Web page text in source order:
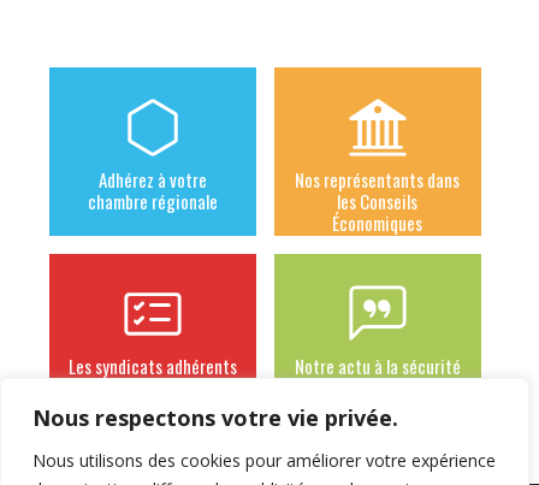
Nous respectons votre vie privée.
Nous utilisons des cookies pour améliorer votre expérience
Adhérez à votre
chambre régionale
Nos représentants dans
les Conseils
Économiques
Les syndicats adhérents
Notre actu à la sécurité
indépendants